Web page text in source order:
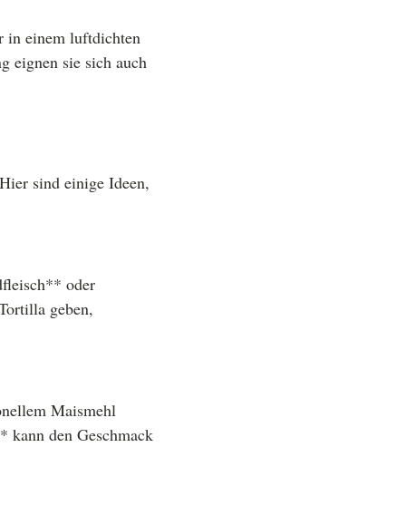
in einem luftdichten
eignen sie sich auch
sind einige Ideen,
oder
geben,
Maismehl
den Geschmack